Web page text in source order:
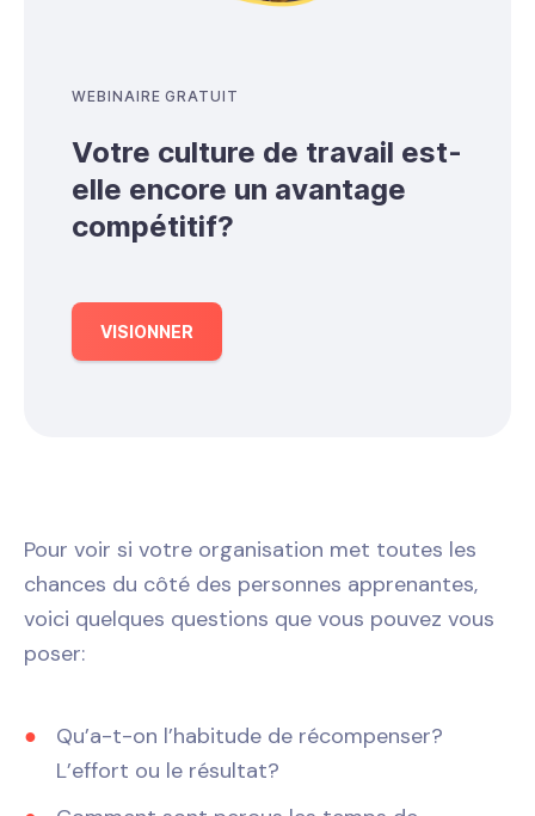
WEBINAIRE GRATUIT
Votre culture de travail est-
elle encore un avantage
compétitif?
VISIONNER
Pour voir si votre organisation met toutes les
chances du côté des personnes apprenantes,
voici quelques questions que vous pouvez vous
poser:
Qu’a-t-on l’habitude de récompenser?
L’effort ou le résultat?